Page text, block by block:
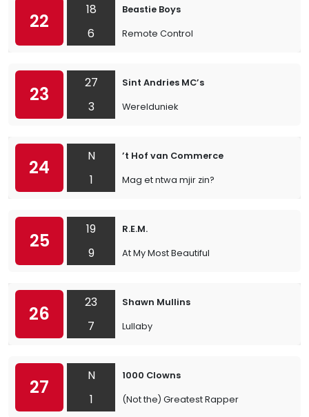
22
18
6
Beastie Boys
Remote Control
23
27
3
Sint Andries MC’s
Werelduniek
24
N
1
’t Hof van Commerce
Mag et ntwa mjir zin?
25
19
9
R.E.M.
At My Most Beautiful
26
23
7
Shawn Mullins
Lullaby
27
N
1
1000 Clowns
(Not the) Greatest Rapper